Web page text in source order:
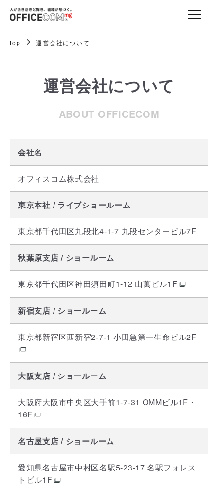
top 運営会社について
運営会社について
ABOUT OFFICECOM
会社名
オフィスコム株式会社
東京本社 / ライブショールーム
東京都千代田区九段北4-1-7 九段センタービル7F
秋葉原支店 / ショールーム
東京都千代田区神田須田町1-12 山萬ビル1F
新宿支店 / ショールーム
東京都新宿区西新宿2-7-1 小田急第一生命ビル2F
大阪支店 / ショールーム
大阪府大阪市中央区大手前1-7-31 OMMビル1F・
16F
名古屋支店 / ショールーム
愛知県名古屋市中村区名駅5-23-17 名駅フォレス
トビル1F